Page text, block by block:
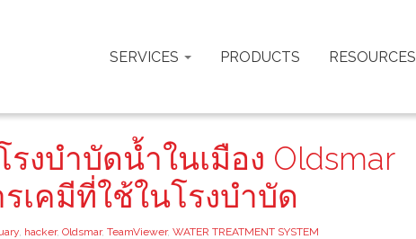
SERVICES PRODUCTS RESOURCES
งบำบัดน้ำในเมือง Oldsmar
เคมีที่ใช้ในโรงบำบัด
, hacker, Oldsmar, TeamViewer, WATER TREATMENT SYSTEM